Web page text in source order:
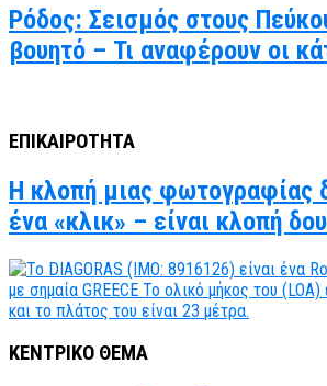
Ρόδος: Σεισμός στους
βουητό – Τι αναφέρουν οι
ΕΠΙΚΑΙΡΟΤΗΤΑ
Η κλοπή μιας φωτογραφίας
ένα «κλικ» – είναι κλοπή
ΚΕΝΤΡΙΚΟ ΘΕΜΑ